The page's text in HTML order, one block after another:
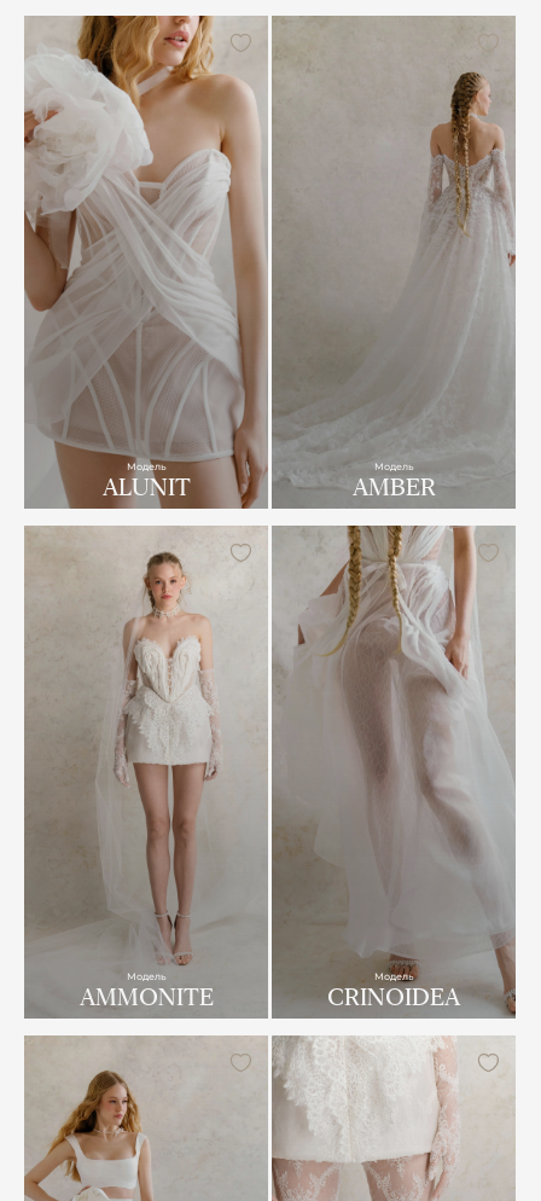
Модель
ALUNIT
Модель
AMBER
Модель
AMMONITE
Модель
CRINOIDEA